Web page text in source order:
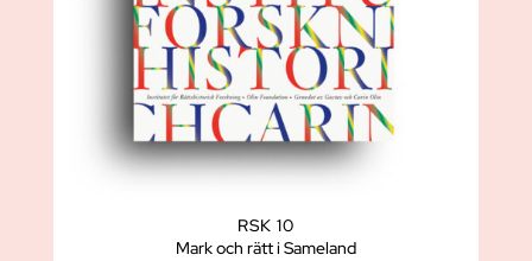
RSK 10
Mark och rätt i Sameland